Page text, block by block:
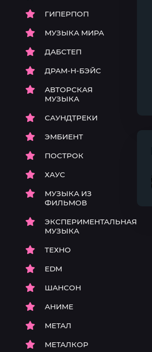
ГИПЕРПОП
МУЗЫКА МИРА
ДАБСТЕП
ДРАМ-Н-БЭЙС
АВТОРСКАЯ
МУЗЫКА
САУНДТРЕКИ
ЭМБИЕНТ
ПОСТРОК
ХАУС
МУЗЫКА ИЗ
ФИЛЬМОВ
ЭКСПЕРИМЕНТАЛЬНАЯ
МУЗЫКА
ТЕХНО
EDM
ШАНСОН
АНИМЕ
МЕТАЛ
МЕТАЛКОР